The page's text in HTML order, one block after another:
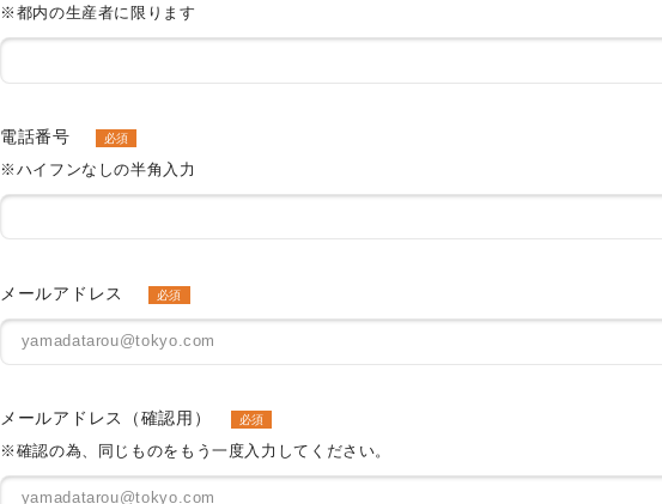
※都内の生産者に限ります
電話番号 必須
※ハイフンなしの半角入力
メールアドレス 必須
メールアドレス（確認用） 必須
※確認の為、同じものをもう一度入力してください。